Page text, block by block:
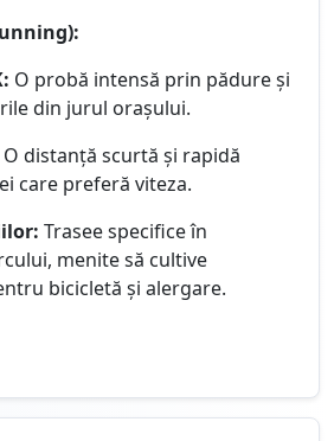
O probă intensă prin pădure și
din jurul orașului.
O distanță scurtă și rapidă
care preferă viteza.
Trasee specifice în
menite să cultive
bicicletă și alergare.